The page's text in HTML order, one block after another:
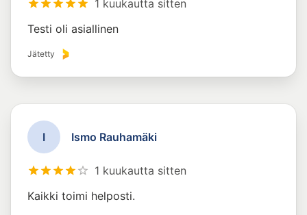
1 kuukautta sitten
Testi oli asiallinen
Jätetty
I Ismo Rauhamäki
1 kuukautta sitten
Kaikki toimi helposti.